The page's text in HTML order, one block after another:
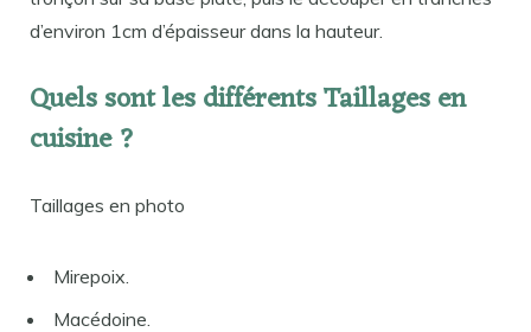
d’environ 1cm d’épaisseur dans la hauteur.
Quels sont les différents Taillages en
cuisine ?
Taillages en photo
Mirepoix.
Macédoine.